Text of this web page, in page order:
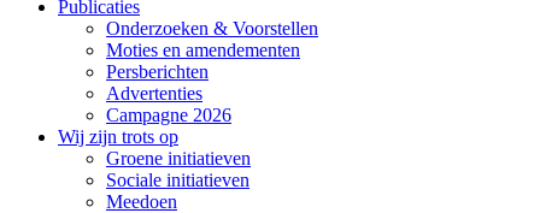
Publicaties
Onderzoeken & Voorstellen
Moties en amendementen
Persberichten
Advertenties
Campagne 2026
Wij zijn trots op
Groene initiatieven
Sociale initiatieven
Meedoen